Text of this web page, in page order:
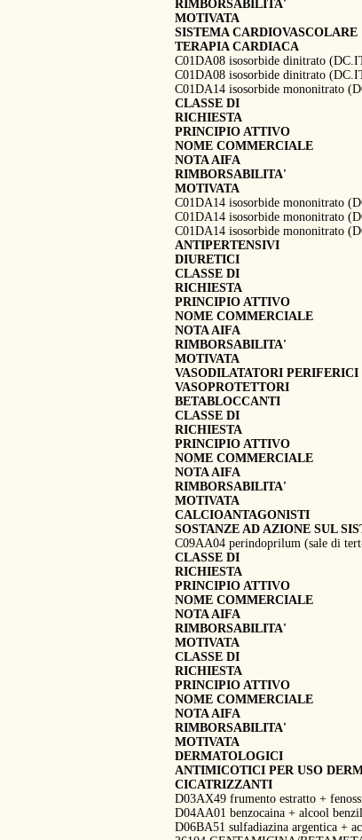
RIMBORSABILITA'
MOTIVATA
SISTEMA CARDIOVASCOLARE
TERAPIA CARDIACA
C01DA08 isosorbide dinitrato
C01DA08 isosorbide dinitrato
C01DA14 isosorbide mononitrato
CLASSE DI
RICHIESTA
PRINCIPIO ATTIVO
NOME COMMERCIALE
NOTA AIFA
RIMBORSABILITA'
MOTIVATA
C01DA14 isosorbide mononitrato
C01DA14 isosorbide mononitrato
C01DA14 isosorbide mononitrato
ANTIPERTENSIVI
DIURETICI
CLASSE DI
RICHIESTA
PRINCIPIO ATTIVO
NOME COMMERCIALE
NOTA AIFA
RIMBORSABILITA'
MOTIVATA
VASODILATATORI PERIFERICI
VASOPROTETTORI
BETABLOCCANTI
CLASSE DI
RICHIESTA
PRINCIPIO ATTIVO
NOME COMMERCIALE
NOTA AIFA
RIMBORSABILITA'
MOTIVATA
CALCIOANTAGONISTI
SOSTANZE AD AZIONE SUL
C09AA04 perindoprilum (sale di
CLASSE DI
RICHIESTA
PRINCIPIO ATTIVO
NOME COMMERCIALE
NOTA AIFA
RIMBORSABILITA'
MOTIVATA
CLASSE DI
RICHIESTA
PRINCIPIO ATTIVO
NOME COMMERCIALE
NOTA AIFA
RIMBORSABILITA'
MOTIVATA
DERMATOLOGICI
ANTIMICOTICI PER USO
CICATRIZZANTI
D03AX49 frumento estratto +
D04AA01 benzocaina + alcool
D06BA51 sulfadiazina argentica +